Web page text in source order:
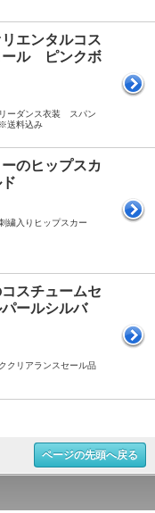
エンタルコス
ール ピンクボ
ーダンス衣装 スパン
送料込み
のヒップスカ
繍入りヒップスカー
スチュームセ
ールシルバ
クリアランスセール品
ページの先頭へ戻る